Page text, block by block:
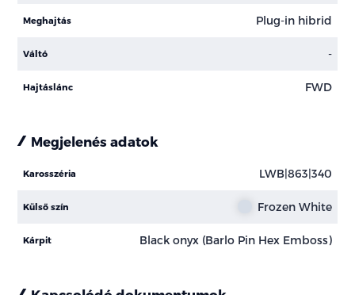
Meghajtás Plug-in hibrid
Váltó -
Hajtáslánc FWD
Megjelenés adatok
Karosszéria LWB|863|340
Külső szín Frozen White
Kárpit Black onyx (Barlo Pin Hex Emboss)